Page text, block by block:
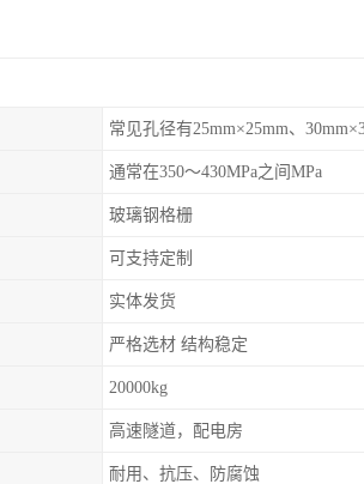
通常在350～430MPa之间MPa
玻璃钢格栅
可支持定制
实体发货
严格选材 结构稳定
20000kg
高速隧道，配电房
耐用、抗压、防腐蚀